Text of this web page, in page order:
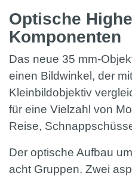
Optische
Komponenten
Das neue 35 mm-
einen Bildwinkel, der
Kleinbildobjektiv
für eine Vielzahl von
Reise,
Der optische Aufbau
acht Gruppen. Zwei